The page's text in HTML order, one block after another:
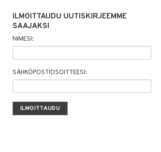
ILMOITTAUDU UUTISKIRJEEMME
SAAJAKSI
NIMESI:
SÄHKÖPOSTIOSOITTEESI: